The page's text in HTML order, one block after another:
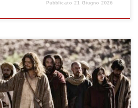
Pubblicato21 Giugno 2026
Chiamati a sè i suoi dodici apostoli, li
Sante Messe: ore 08:00 –
18:30 – Recita del Santo Rosario ore